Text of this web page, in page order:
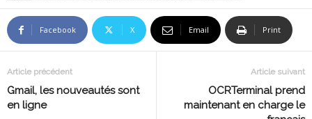
Facebook X Email Print
Article précédent
Gmail, les nouveautés sont
en ligne
Article suivant
OCRTerminal prend
maintenant en charge le